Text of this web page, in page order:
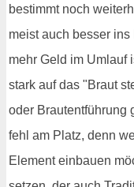
bestimmt noch
meist auch besser
mehr Geld im Umlauf
stark auf das "Braut
oder Brautentführung
fehl am Platz, denn
Element einbauen